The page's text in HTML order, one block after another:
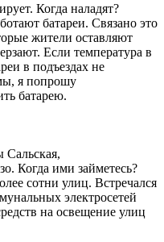
Когда наладят?
батареи. Связано это
жители оставляют
Если температура в
в подъездах не
я попрошу
батарею.
Когда ими займетесь?
сотни улиц. Встречался
электросетей
на освещение улиц